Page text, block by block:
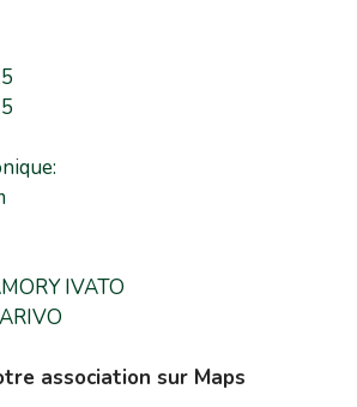
IVATO
association sur Maps